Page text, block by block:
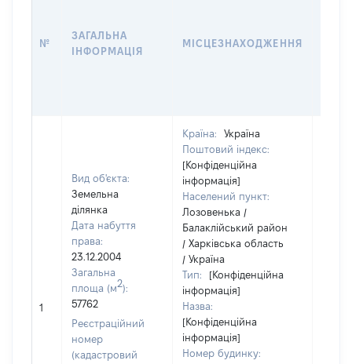
№
ЗАГАЛЬНА
ІНФОРМАЦІЯ
МІСЦЕЗНАХОДЖЕННЯ
1
Вид об'єкта:
Земельна
ділянка
Дата набуття
права:
23.12.2004
Загальна
площа (м2):
57762
Реєстраційний
номер
(кадастровий
Країна:
Україна
Поштовий індекс:
[Конфіденційна
інформація]
Населений пункт:
Лозовенька /
Балаклійський район
/ Харківська область
/ Україна
Тип:
[Конфіденційна
інформація]
Назва:
[Конфіденційна
інформація]
Номер будинку: